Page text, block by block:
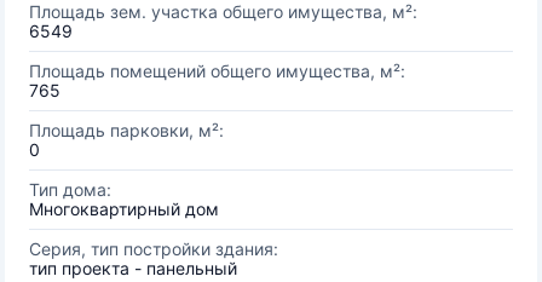
Площадь зем. участка общего имущества, м²:
6549
Площадь помещений общего имущества, м²:
765
Площадь парковки, м²:
0
Тип дома:
Многоквартирный дом
Серия, тип постройки здания:
тип проекта - панельный